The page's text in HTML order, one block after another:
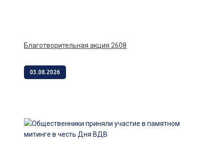
Благотворительная акция 2608
03.08.2026